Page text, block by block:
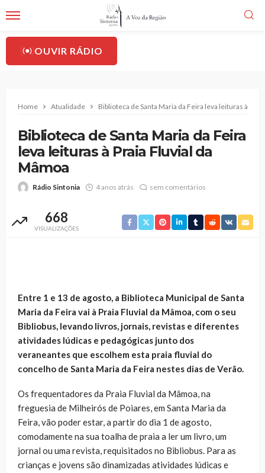
OUVIR RÁDIO
Home Atualidade Biblioteca de Santa Maria da Feira leva leituras à
Biblioteca de Santa Maria da Feira
leva leituras à Praia Fluvial da
Mâmoa
Rádio Sintonia 4 anos atrás sem comentários
668
VISUALIZAÇÕES
Entre 1 e 13 de agosto, a Biblioteca Municipal de Santa
Maria da Feira vai à Praia Fluvial da Mâmoa, com o seu
Bibliobus, levando livros, jornais, revistas e diferentes
atividades lúdicas e pedagógicas junto dos
veraneantes que escolhem esta praia fluvial do
concelho de Santa Maria da Feira nestes dias de Verão.
Os frequentadores da Praia Fluvial da Mâmoa, na
freguesia de Milheirós de Poiares, em Santa Maria da
Feira, vão poder estar, a partir do dia 1 de agosto,
comodamente na sua toalha de praia a ler um livro, um
jornal ou uma revista, requisitados no Bibliobus. Para as
crianças e jovens são dinamizadas atividades lúdicas e